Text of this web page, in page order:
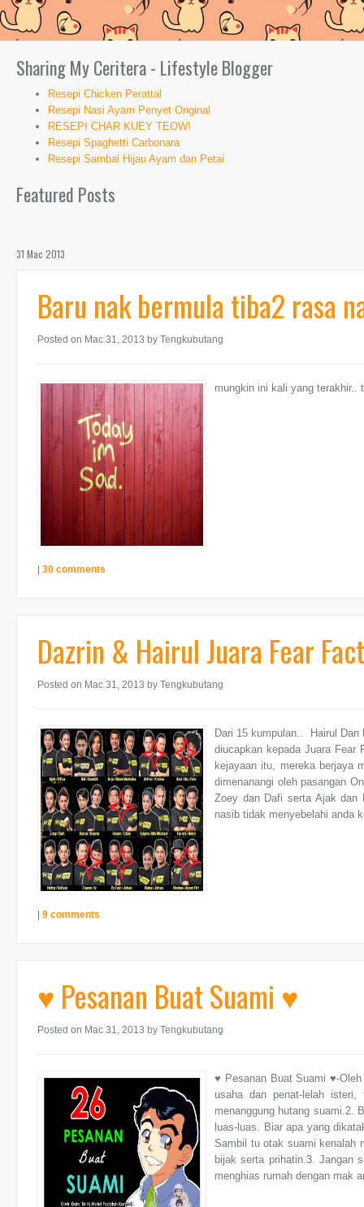
Sharing My Ceritera - Lifestyle Blogger
Resepi Chicken Perattal
Resepi Nasi Ayam Penyet Original
RESEPI CHAR KUEY TEOW!
Resepi Spaghetti Carbonara
Resepi Sambal Hijau Ayam dan Petai
Featured Posts
31 Mac 2013
Baru nak bermula tiba2 rasa
Posted on Mac 31, 2013 by Tengkubutang
mungkin ini kali yang
30 comments
Dazrin & Hairul Juara Fear
Posted on Mac 31, 2013 by Tengkubutang
Dari 15 kumpulan.. Hairul
diucapkan kepada Juara Fear
kejayaan itu, mereka berjaya
dimenanangi oleh pasangan
Zoey dan Dafi serta Ajak dan
nasib tidak menyebelahi anda
9 comments
♥ Pesanan Buat Suami ♥
Posted on Mac 31, 2013 by Tengkubutang
♥ Pesanan Buat Suami ♥-Oleh
usaha dan penat-lelah
menanggung hutang suami.2.
luas-luas. Biar apa yang
Sambil tu otak suami kenalah
bijak serta prihatin.3. Jangan
menghias rumah dengan mak